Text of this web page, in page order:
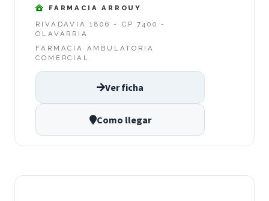
FARMACIA ARROUY
RIVADAVIA 1806 - CP 7400 -
OLAVARRIA
FARMACIA AMBULATORIA
COMERCIAL
Ver ficha
Como llegar